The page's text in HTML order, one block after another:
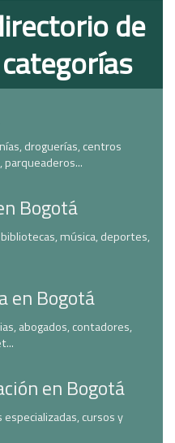
de
droguerías, centros
Bogotá
música, deportes,
en Bogotá
abogados, contadores,
en Bogotá
cursos y